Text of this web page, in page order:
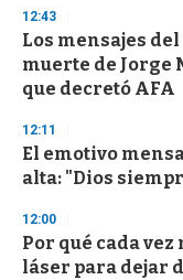
s
e
c
o
n
d
s
12:43
Los mensajes
muerte de Jorge
que decretó AFA
12:11
El emotivo
alta: "Dios
12:00
Por qué cada
láser para dejar